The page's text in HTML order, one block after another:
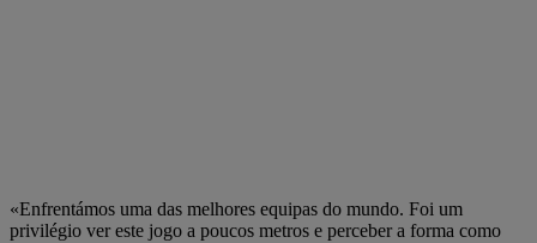
«Enfrentámos uma das melhores equipas do mundo. Foi um
privilégio ver este jogo a poucos metros e perceber a forma como